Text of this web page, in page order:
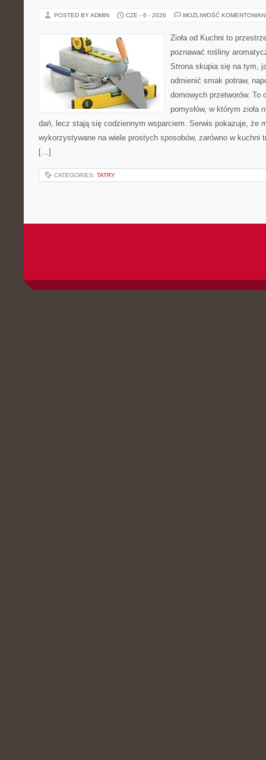
POSTED BY ADMIN CZE - 6 - 2026 MOŻLIWOŚĆ
Zioła od Kuchni to
poznawać rośliny
Strona skupia się na tym,
odmienić smak potraw,
domowych przetworów. To
pomysłów, w którym zioła
dań, lecz stają się codziennym wsparciem. Serwis pokazuje, że
wykorzystywane na wiele prostych sposobów, zarówno w kuchni
[…]
CATEGORIES: TATRY